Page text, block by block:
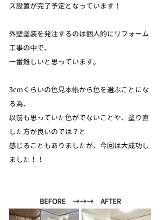
ス設置が完了予定となっています！
外壁塗装を発注するのは個人的にリフォーム
工事の中で、
一番難しいと思っています。
3cmくらいの色見本帳から色を選ぶことにな
る為、
以前も思っていた色がでないことや、塗り直
した方が良いのでは？と
感じることもありましたが、今回は大成功し
ました！！
BEFORE　→→→　AFTER